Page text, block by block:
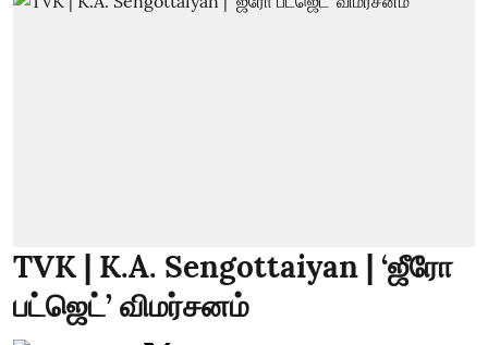
TVK | K.A. Sengottaiyan | ‘ஜீரோ
பட்ஜெட்’ விமர்சனம்